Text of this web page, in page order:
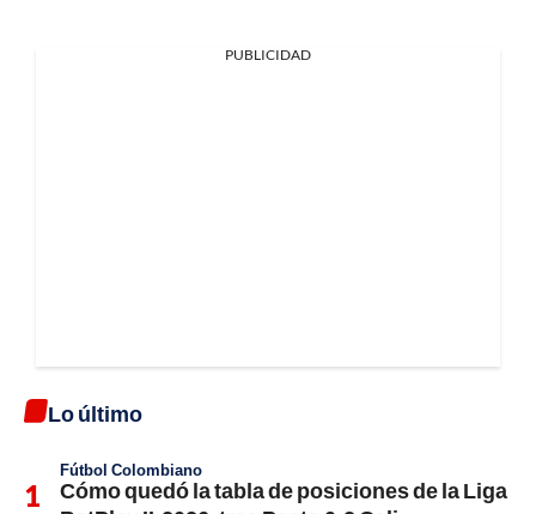
PUBLICIDAD
Lo último
Fútbol Colombiano
Cómo quedó la tabla de posiciones de la Liga